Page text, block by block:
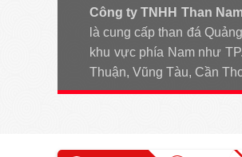
Công ty TNHH Than
là cung cấp than đá
khu vực phía Nam như
Thuận, Vũng Tàu, Cần